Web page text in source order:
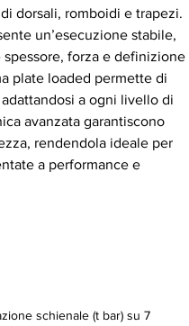
dorsali, romboidi e trapezi.
un’esecuzione stabile,
forza e definizione
plate loaded permette di
a ogni livello di
avanzata garantiscono
rendendola ideale per
a performance e
schienale (t bar) su 7